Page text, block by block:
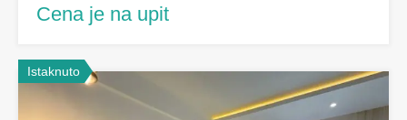
Cena je na upit
Istaknuto